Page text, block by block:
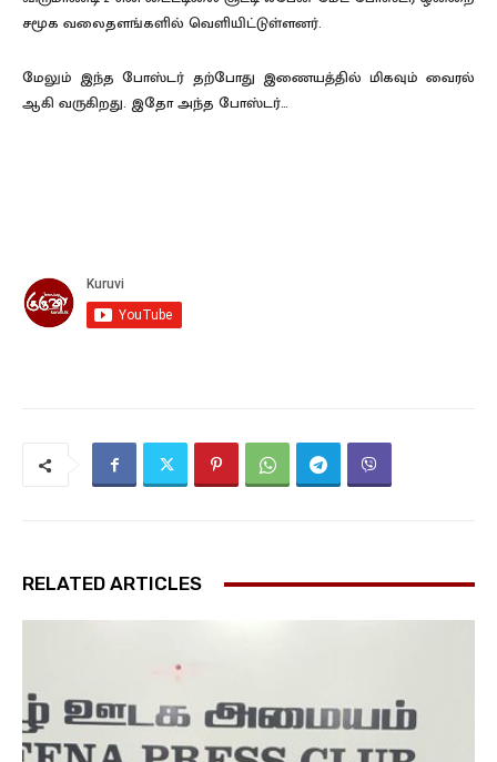
சமூக வலைதளங்களில் வெளியிட்டுள்ளனர்.
மேலும் இந்த போஸ்டர் தற்போது இணையத்தில் மிகவும் வைரல்
ஆகி வருகிறது. இதோ அந்த போஸ்டர்…
RELATED ARTICLES